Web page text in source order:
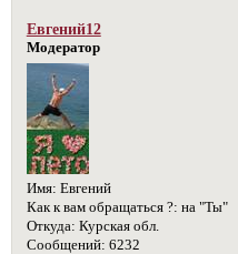
Евгений12
Модератор
Имя: Евгений
Как к вам обращаться ?: на "Ты"
Откуда: Курская обл.
Сообщений: 6232